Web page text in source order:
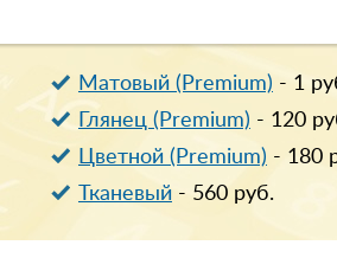
Матовый (Premium) - 1
Глянец (Premium) - 120
Цветной (Premium) - 180
Тканевый- 560руб.